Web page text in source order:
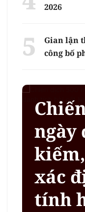
2026
Gian lận
công bố
ngày
xác
tính